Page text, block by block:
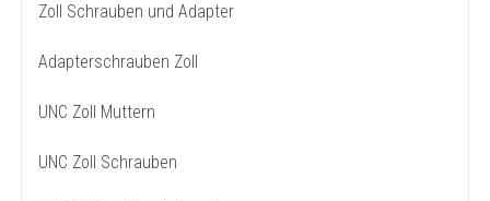
Zoll Schrauben und Adapter
Adapterschrauben Zoll
UNC Zoll Muttern
UNC Zoll Schrauben